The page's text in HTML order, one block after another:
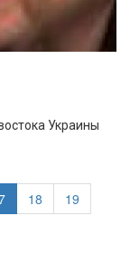
Украины
18
19